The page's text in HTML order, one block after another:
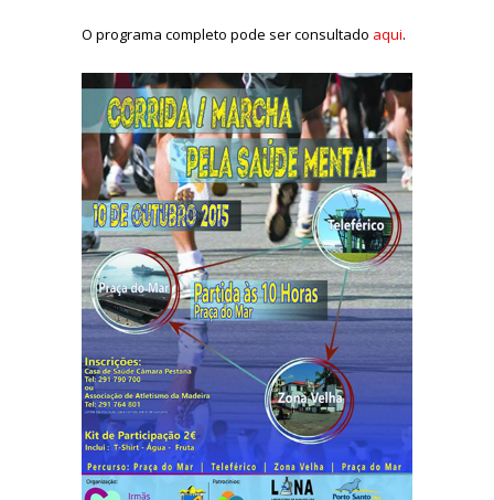
O programa completo pode ser consultado aqui.